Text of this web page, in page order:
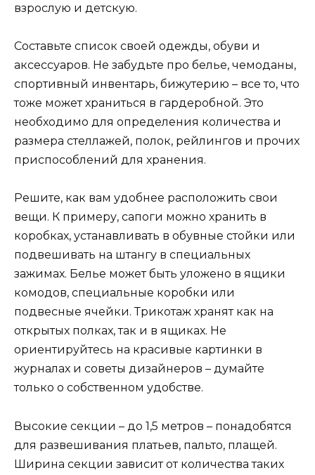
взрослую и детскую.
Составьте список своей одежды, обуви и
аксессуаров. Не забудьте про белье, чемоданы,
спортивный инвентарь, бижутерию – все то, что
тоже может храниться в гардеробной. Это
необходимо для определения количества и
размера стеллажей, полок, рейлингов и прочих
приспособлений для хранения.
Решите, как вам удобнее расположить свои
вещи. К примеру, сапоги можно хранить в
коробках, устанавливать в обувные стойки или
подвешивать на штангу в специальных
зажимах. Белье может быть уложено в ящики
комодов, специальные коробки или
подвесные ячейки. Трикотаж хранят как на
открытых полках, так и в ящиках. Не
ориентируйтесь на красивые картинки в
журналах и советы дизайнеров – думайте
только о собственном удобстве.
Высокие секции – до 1,5 метров – понадобятся
для развешивания платьев, пальто, плащей.
Ширина секции зависит от количества таких